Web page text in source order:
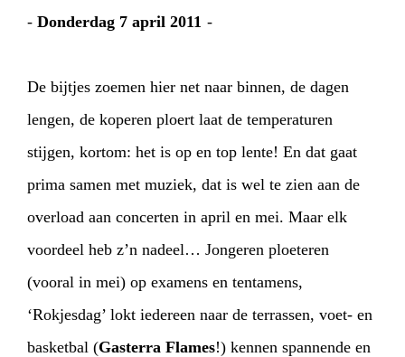
- Donderdag 7 april 2011 -
De bijtjes zoemen hier net naar binnen, de dagen
lengen, de koperen ploert laat de temperaturen
stijgen, kortom: het is op en top lente! En dat gaat
prima samen met muziek, dat is wel te zien aan de
overload aan concerten in april en mei. Maar elk
voordeel heb z’n nadeel… Jongeren ploeteren
(vooral in mei) op examens en tentamens,
‘Rokjesdag’ lokt iedereen naar de terrassen, voet- en
basketbal (Gasterra Flames!) kennen spannende en